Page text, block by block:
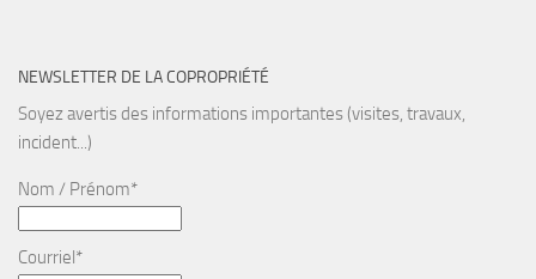
NEWSLETTER DE LA COPROPRIÉTÉ
Soyez avertis des informations importantes (visites, travaux,
incident...)
Nom / Prénom*
Courriel*